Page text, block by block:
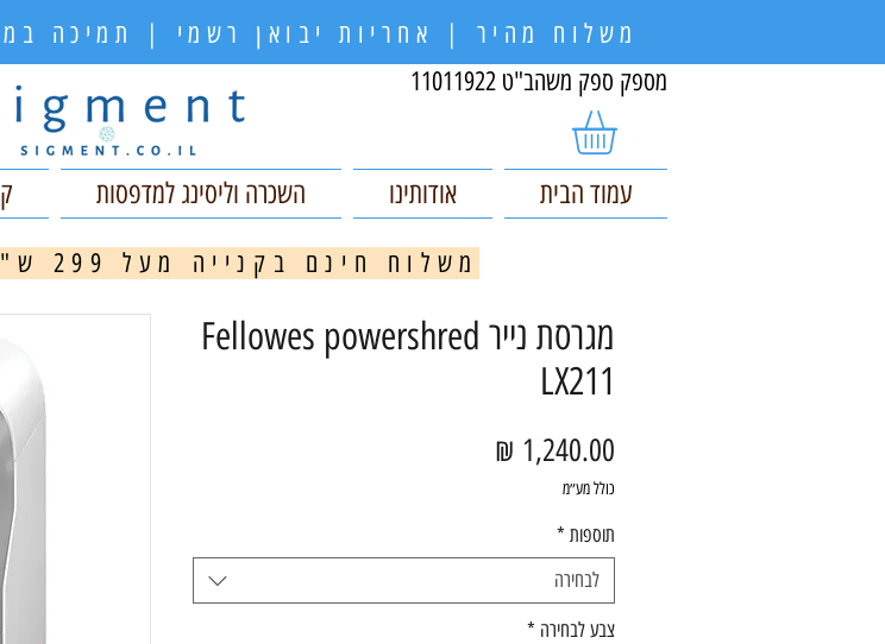
משלוח מהיר | אחריות יבואן רשמי | תמיכה
מספק ספק משהב"ט 11011922
עמוד הבית אודותינו השכרה וליסינג למדפסות
מ משלוח חינם בקנייה מעל 299 ש"ח | משלוחים מהירים
מגרסת נייר Fellowes powershred
LX211
כולל מע״מ
תוספות *
לבחירה
צבע לבחירה *